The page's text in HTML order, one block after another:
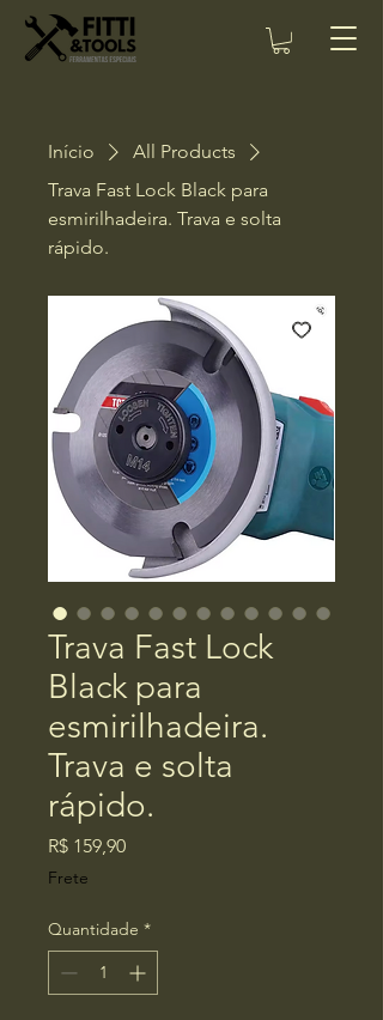
Início
All Products
Trava Fast Lock Black para
esmirilhadeira. Trava e solta
rápido.
Trava Fast Lock
Black para
esmirilhadeira.
Trava e solta
rápido.
R$ 159,90Preço
Frete
Quantidade *